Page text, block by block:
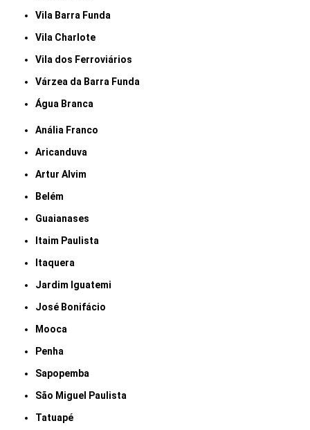
Vila Barra Funda
Vila Charlote
Vila dos Ferroviários
Várzea da Barra Funda
Água Branca
Anália Franco
Aricanduva
Artur Alvim
Belém
Guaianases
Itaim Paulista
Itaquera
Jardim Iguatemi
José Bonifácio
Mooca
Penha
Sapopemba
São Miguel Paulista
Tatuapé